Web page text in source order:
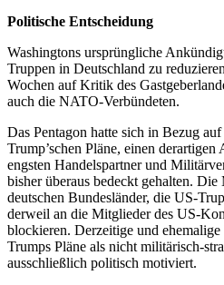
Politische Entscheidung
Washingtons ursprüngliche
Truppen in Deutschland zu
Wochen auf Kritik des
auch die NATO-Verbündeten.
Das Pentagon hatte sich in Bezug
Trump’schen Pläne, einen
engsten Handelspartner und
bisher überaus bedeckt gehalten.
deutschen Bundesländer, die US-
derweil an die Mitglieder des US-
blockieren. Derzeitige und
Trumps Pläne als nicht militärisch-
ausschließlich politisch motiviert.